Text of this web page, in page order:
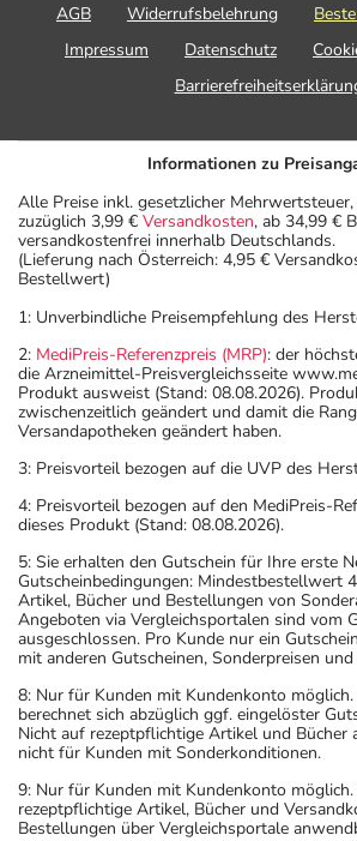
AGB Widerrufsbelehrung
Impressum
Datenschutz
Informationen zu
Alle Preise inkl. gesetzlicher
zuzüglich 3,99 € Versandkosten, ab 34,99 €
versandkostenfrei innerhalb Deutschlands.
(Lieferung nach Österreich: 4,95 €
Bestellwert)
1: Unverbindliche Preisempfehlung des
2: MediPreis-Referenzpreis (MRP): der
die Arzneimittel-Preisvergleichsseite
Produkt ausweist (Stand: 08.08.2026).
zwischenzeitlich geändert und damit die
Versandapotheken geändert haben.
3: Preisvorteil bezogen auf die UVP des
4: Preisvorteil bezogen auf den MediPreis-
dieses Produkt (Stand: 08.08.2026).
5: Sie erhalten den Gutschein für Ihre erste
Gutscheinbedingungen: Mindestbestellwert
Artikel, Bücher und Bestellungen von
Angeboten via Vergleichsportalen sind vom
ausgeschlossen. Pro Kunde nur ein
mit anderen Gutscheinen, Sonderpreisen
8: Nur für Kunden mit Kundenkonto
berechnet sich abzüglich ggf. eingelöster
Nicht auf rezeptpflichtige Artikel und Bücher
nicht für Kunden mit Sonderkonditionen.
9: Nur für Kunden mit Kundenkonto
rezeptpflichtige Artikel, Bücher und
Bestellungen über Vergleichsportale